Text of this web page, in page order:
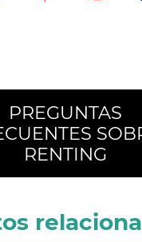
PREGUNTAS
RENTING